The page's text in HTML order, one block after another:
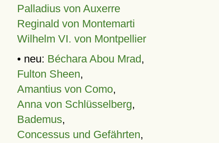
Palladius von Auxerre
Reginald von Montemarti
Wilhelm VI. von Montpellier
• neu: Béchara Abou Mrad,
Fulton Sheen,
Amantius von Como,
Anna von Schlüsselberg,
Bademus,
Concessus und Gefährten,